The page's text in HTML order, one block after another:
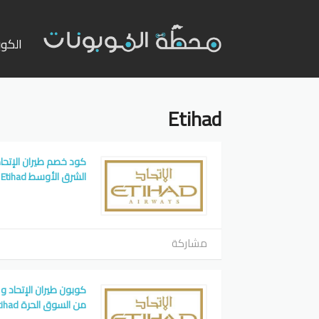
إلى
Etihad
الشرق الأوسط Etihad
مشاركة
من السوق الحرة Etihad